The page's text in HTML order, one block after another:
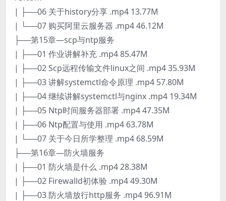
| ├──06 关于history分享 .mp4 13.77M
| └──07 购买阿里云服务器 .mp4 46.12M
├──第15章—scp与ntp服务
| ├──01 作业讲解补充 .mp4 85.47M
| ├──02 Scp远程传输文件linux之间 .mp4 35.93M
| ├──03 讲解systemctl命令原理 .mp4 57.80M
| ├──04 继续讲解systemctl与nginx .mp4 19.34M
| ├──05 Ntp时间服务器部署 .mp4 47.35M
| ├──06 Ntp配置与使用 .mp4 63.78M
| └──07 关于今日所学整理 .mp4 68.59M
├──第16章—防火墙服务
| ├──01 防火墙是什么 .mp4 28.38M
| ├──02 Firewalld初体验 .mp4 49.30M
| ├──03 防火墙放行http服务 .mp4 96.91M